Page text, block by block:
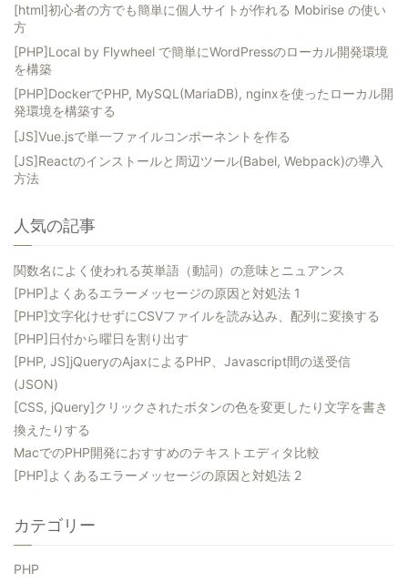
[html]初心者の方でも簡単に個人サイトが作れる Mobirise の使い
方
[PHP]Local by Flywheel で簡単にWordPressのローカル開発環境
を構築
[PHP]DockerでPHP, MySQL(MariaDB), nginxを使ったローカル開
発環境を構築する
[JS]Vue.jsで単一ファイルコンポーネントを作る
[JS]Reactのインストールと周辺ツール(Babel, Webpack)の導入
方法
人気の記事
関数名によく使われる英単語（動詞）の意味とニュアンス
[PHP]よくあるエラーメッセージの原因と対処法 1
[PHP]文字化けせずにCSVファイルを読み込み、配列に変換する
[PHP]日付から曜日を割り出す
[PHP, JS]jQueryのAjaxによるPHP、Javascript間の送受信
(JSON)
[CSS, jQuery]クリックされたボタンの色を変更したり文字を書き
換えたりする
MacでのPHP開発におすすめのテキストエディタ比較
[PHP]よくあるエラーメッセージの原因と対処法 2
カテゴリー
PHP